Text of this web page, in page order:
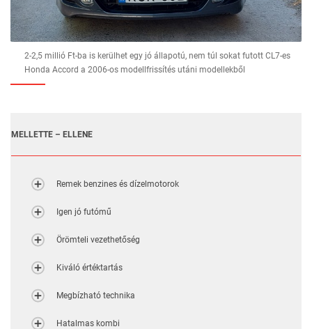
2-2,5 millió Ft-ba is kerülhet egy jó állapotú, nem túl sokat futott CL7-es
Honda Accord a 2006-os modellfrissítés utáni modellekből
MELLETTE – ELLENE
Remek benzines és dízelmotorok
Igen jó futómű
Örömteli vezethetőség
Kiváló értéktartás
Megbízható technika
Hatalmas kombi